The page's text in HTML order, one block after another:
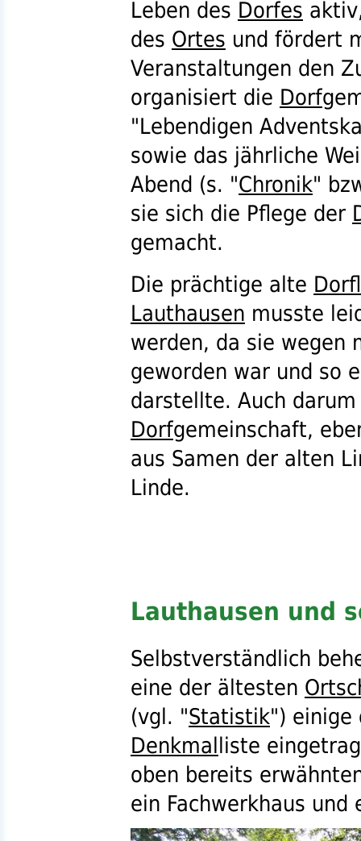
Leben des Dorfes
des Ortes und fördert
Veranstaltungen den
organisiert die Dorf
"Lebendigen
sowie das jährliche
Abend (s. "Chronik"
sie sich die Pflege der
gemacht.
Die prächtige alte Dorf
Lauthausen musste
werden, da sie wegen
geworden war und so
darstellte. Auch
Dorfgemeinschaft,
aus Samen der alten
Linde.
Lauthausen und
Selbstverständlich
eine der ältesten
(vgl. "Statistik")
Denkmalliste
oben bereits
ein Fachwerkhaus und